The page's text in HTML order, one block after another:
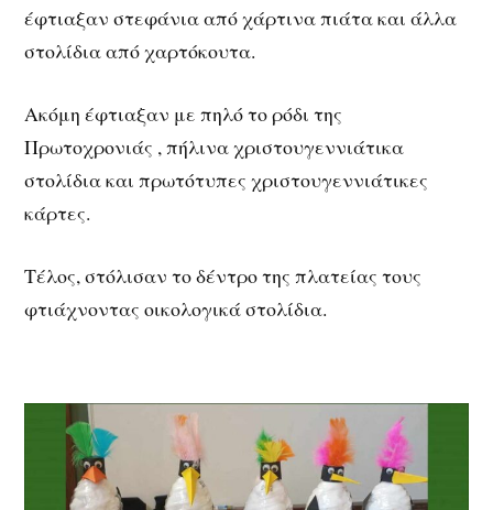
έφτιαξαν στεφάνια από χάρτινα πιάτα και άλλα
στολίδια από χαρτόκουτα.
Ακόμη έφτιαξαν με πηλό το ρόδι της
Πρωτοχρονιάς , πήλινα χριστουγεννιάτικα
στολίδια και πρωτότυπες χριστουγεννιάτικες
κάρτες.
Τέλος, στόλισαν το δέντρο της πλατείας τους
φτιάχνοντας οικολογικά στολίδια.